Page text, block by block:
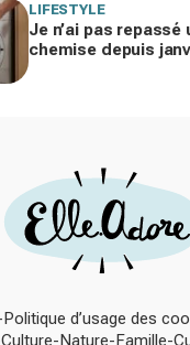
LIFESTYLE
Je n’ai pas repassé
chemise depuis
Politique d’usage des
Culture Nature Famille